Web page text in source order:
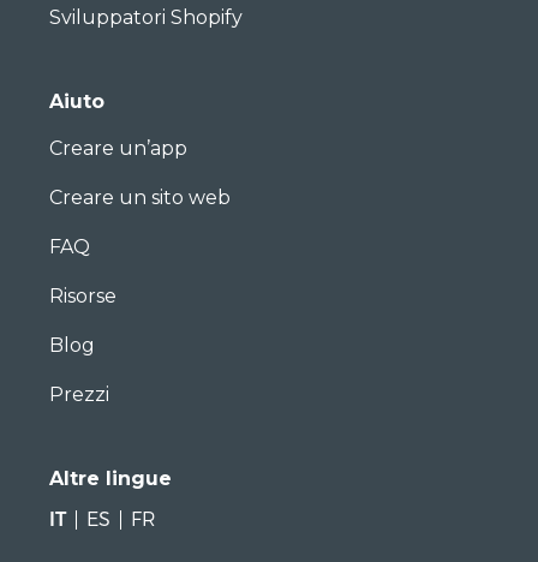
Sviluppatori Shopify
Aiuto
Creare un’app
Creare un sito web
FAQ
Risorse
Blog
Prezzi
Altre lingue
IT
ES FR